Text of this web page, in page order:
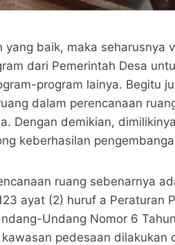
baik, maka seharusnya
dari Pemerintah Desa
program lainya. Begitu
dalam perencanaan
Dengan demikian,
keberhasilan
ruang sebenarnya
ayat (2) huruf a Peraturan
Undang Nomor 6
pedesaan dilakukan